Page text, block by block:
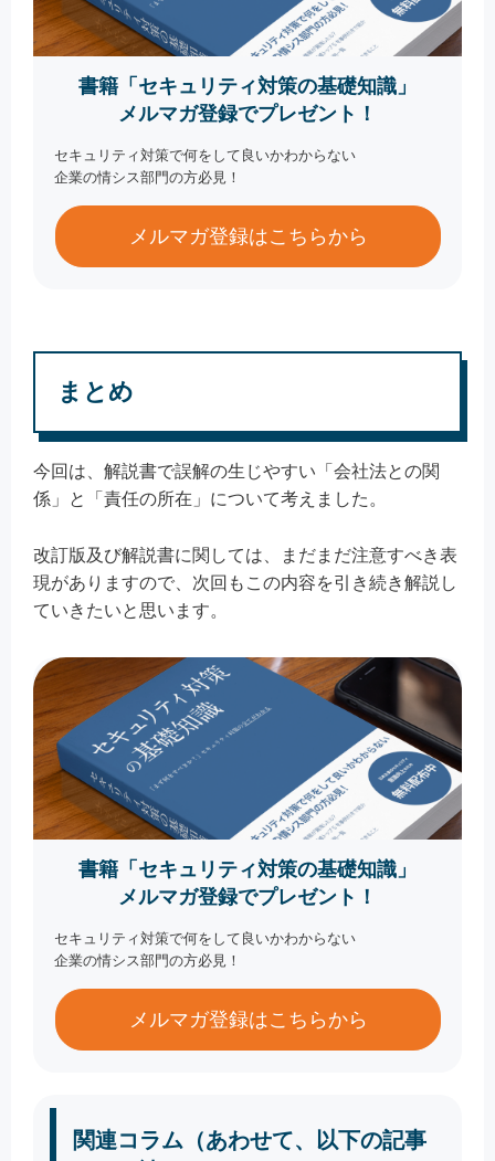
書籍「セキュリティ対策の基礎知識」
メルマガ登録でプレゼント！
セキュリティ対策で何をして良いかわからない
企業の情シス部門の方必見！
メルマガ登録はこちらから
まとめ
今回は、解説書で誤解の生じやすい「会社法との関
係」と「責任の所在」について考えました。
改訂版及び解説書に関しては、まだまだ注意すべき表
現がありますので、次回もこの内容を引き続き解説し
ていきたいと思います。
書籍「セキュリティ対策の基礎知識」
メルマガ登録でプレゼント！
セキュリティ対策で何をして良いかわからない
企業の情シス部門の方必見！
メルマガ登録はこちらから
関連コラム（あわせて、以下の記事